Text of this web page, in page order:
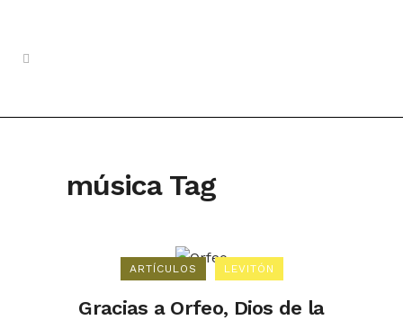
música Tag
ARTÍCULOS LEVITÓN
Gracias a Orfeo, Dios de la